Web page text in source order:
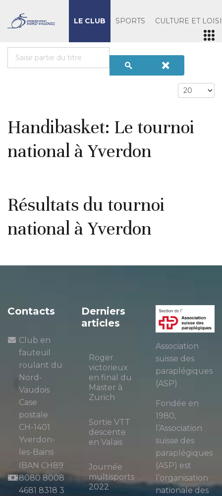
LE CLUB SPORTS CULTURE ET
Handibasket: Le tournoi
national à Yverdon
Résultats du tournoi
national à Yverdon
Contacts
Club en
fauteuil
roulant du
Nord-
Vaudois
Case
postale
CH-1401
Yverdon-
les-Bains
IBAN CH89
8080 8008
4681 8318 3
Derniers
articles
Roger
victorieux
en final du
Master à
Zurich
Sortie VTT
descente
en Valais
Journée
multisports
2022
Association
suisse des
paraplégiques
(ASP)
Fondée en
1980,
l’Association
suisse des
paraplégiques
(ASP) est
l’organisation
nationale des